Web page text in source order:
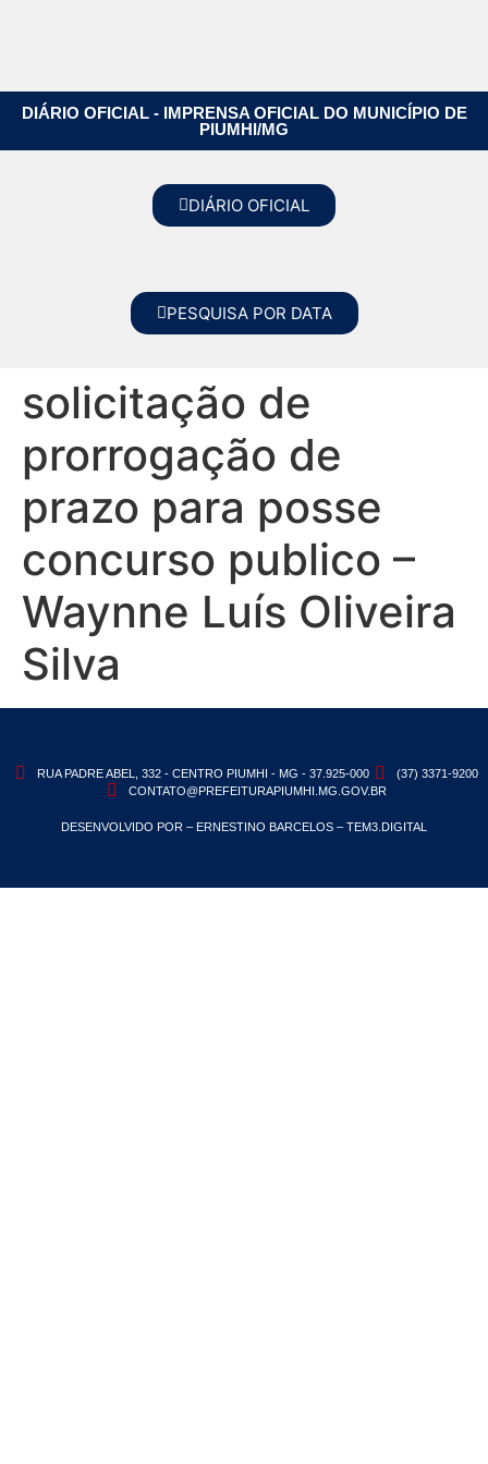
DIÁRIO OFICIAL - IMPRENSA OFICIAL DO MUNICÍPIO DE
PIUMHI/MG
DIÁRIO OFICIAL
PESQUISA POR DATA
solicitação de
prorrogação de
prazo para posse
concurso publico –
Waynne Luís Oliveira
Silva
RUA PADRE ABEL, 332 - CENTRO PIUMHI - MG - 37.925-000
(37) 3371-9200
CONTATO@PREFEITURAPIUMHI.MG.GOV.BR
DESENVOLVIDO POR – ERNESTINO BARCELOS – TEM3.DIGITAL